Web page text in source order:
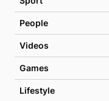
People
Videos
Games
Lifestyle